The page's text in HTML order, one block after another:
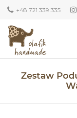
+48 721 339 335
Zestaw